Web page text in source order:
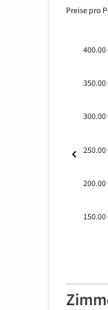
Preise pro
400.00
350.00
300.00
250.00
200.00
150.00